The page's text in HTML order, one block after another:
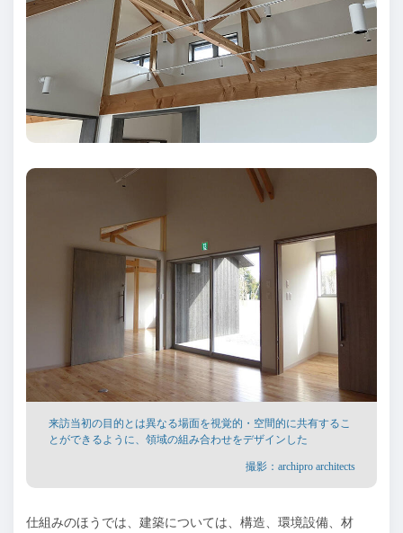
来訪当初の目的とは異なる場面を視覚的・空間的に共有するこ
とができるように、領域の組み合わせをデザインした
撮影：archipro architects
仕組みのほうでは、建築については、構造、環境設備、材